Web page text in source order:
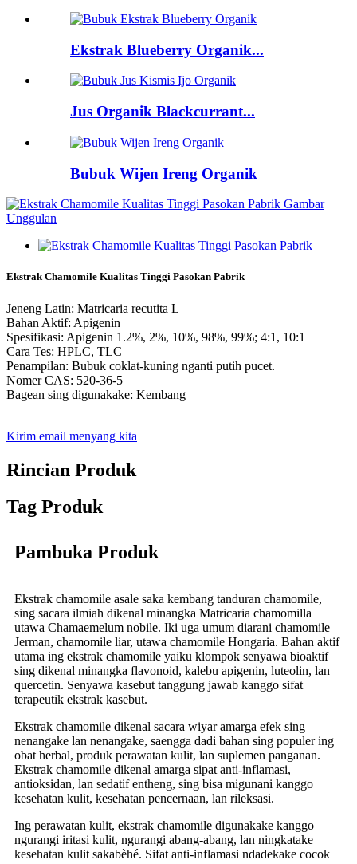
Ekstrak Blueberry Organik...
Jus Organik Blackcurrant...
Bubuk Wijen Ireng Organik
Ekstrak Chamomile Kualitas Tinggi Pasokan Pabrik
Jeneng Latin: Matricaria recutita L
Bahan Aktif: Apigenin
Spesifikasi: Apigenin 1.2%, 2%, 10%, 98%, 99%; 4:1, 10:1
Cara Tes: HPLC, TLC
Penampilan: Bubuk coklat-kuning nganti putih pucet.
Nomer CAS: 520-36-5
Bagean sing digunakake: Kembang
Kirim email menyang kita
Rincian Produk
Tag Produk
Pambuka Produk
Ekstrak chamomile asale saka kembang tanduran chamomile,
sing sacara ilmiah dikenal minangka Matricaria chamomilla
utawa Chamaemelum nobile. Iki uga umum diarani chamomile
Jerman, chamomile liar, utawa chamomile Hongaria. Bahan aktif
utama ing ekstrak chamomile yaiku klompok senyawa bioaktif
sing dikenal minangka flavonoid, kalebu apigenin, luteolin, lan
quercetin. Senyawa kasebut tanggung jawab kanggo sifat
terapeutik ekstrak kasebut.
Ekstrak chamomile dikenal sacara wiyar amarga efek sing
nenangake lan nenangake, saengga dadi bahan sing populer ing
obat herbal, produk perawatan kulit, lan suplemen panganan.
Ekstrak chamomile dikenal amarga sipat anti-inflamasi,
antioksidan, lan sedatif entheng, sing bisa migunani kanggo
kesehatan kulit, kesehatan pencernaan, lan rileksasi.
Ing perawatan kulit, ekstrak chamomile digunakake kanggo
ngurangi iritasi kulit, ngurangi abang-abang, lan ningkatake
kesehatan kulit sakabèhé. Sifat anti-inflamasi ndadekake cocok